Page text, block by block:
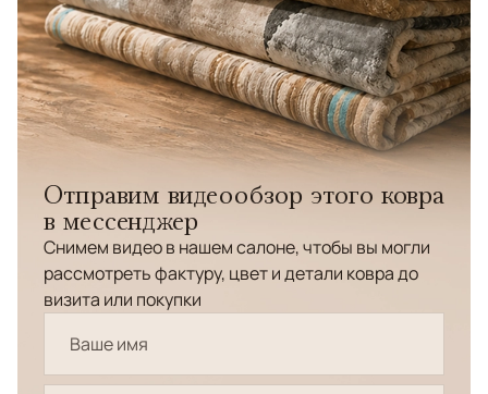
Отправим видеообзор этого ковра
в мессенджер
Снимем видео в нашем салоне, чтобы вы могли
рассмотреть фактуру, цвет и детали ковра до
визита или покупки